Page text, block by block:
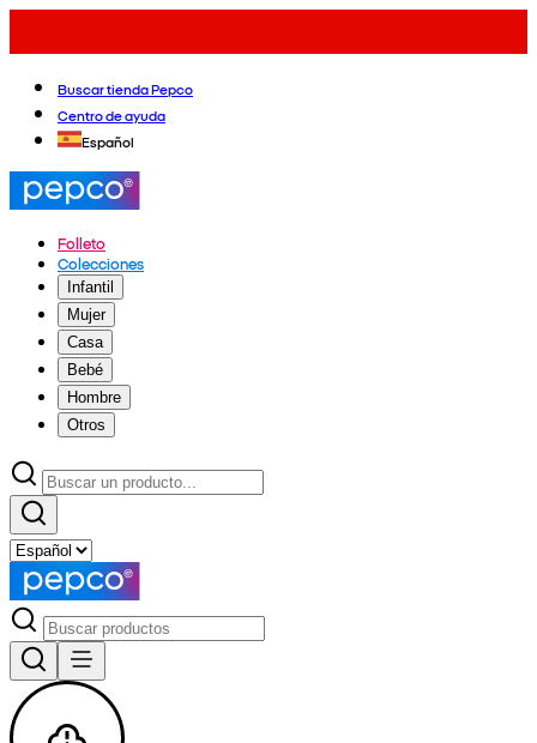
Buscar tienda Pepco
Centro de ayuda
Español
Folleto
Colecciones
Infantil
Mujer
Casa
Bebé
Hombre
Otros